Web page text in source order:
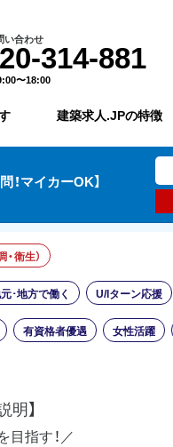
い合わせ
314-881
〜18:00
建築求人.JPの特徴
！マイカーOK】
衛生）
･地方で働く U/Iターン応援
有資格者優遇 女性活躍
明】
目指す！／